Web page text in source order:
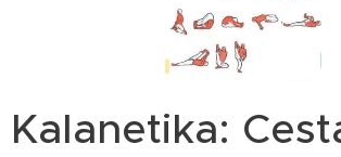
Kalanetika: